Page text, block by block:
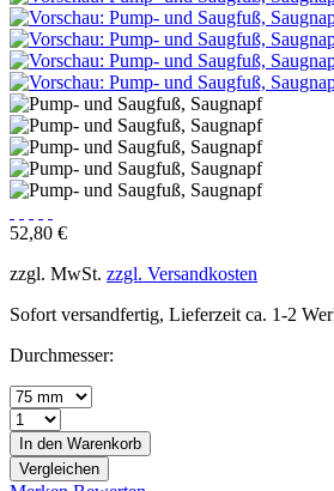
52,80 €
zzgl. MwSt. zzgl. Versandkosten
Sofort versandfertig, Lieferzeit ca. 1-2
Durchmesser:
In den Warenkorb
Vergleichen